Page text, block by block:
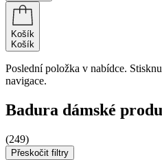
Košík
Košík
Poslední položka v nabídce.
navigace.
Badura dámské
(249)
Přeskočit filtry